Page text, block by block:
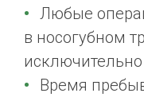
Любые
в носогубном
Время